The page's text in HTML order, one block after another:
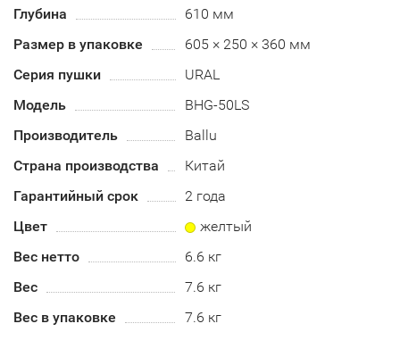
Глубина
610 мм
Размер в упаковке
605 × 250 × 360 мм
Серия пушки
URAL
Модель
BHG-50LS
Производитель
Ballu
Страна производства
Китай
Гарантийный срок
2 года
Цвет
желтый
Вес нетто
6.6 кг
Вес
7.6 кг
Вес в упаковке
7.6 кг